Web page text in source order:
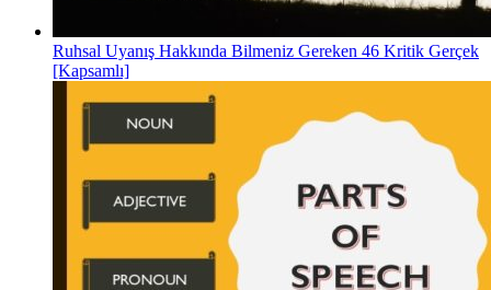
Ruhsal Uyanış Hakkında Bilmeniz Gereken 46 Kritik Gerçek
[Kapsamlı]